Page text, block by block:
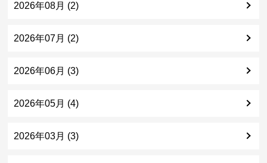
2026年08月 (2)
2026年07月 (2)
2026年06月 (3)
2026年05月 (4)
2026年03月 (3)